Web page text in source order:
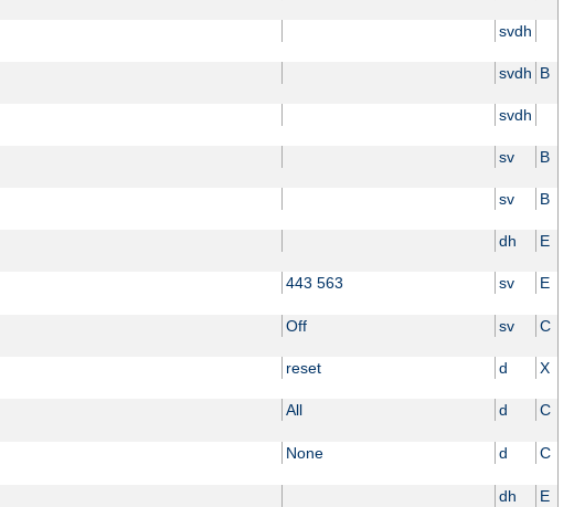
svdh
svdh B
svdh
sv B
sv B
dh E
443 563 sv E
Off sv C
reset d X
All d C
None d C
dh E